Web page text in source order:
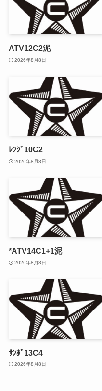
ATV12C2泥
2026年8月8日
ﾚﾝｼﾞ10C2
2026年8月8日
*ATV14C1+1泥
2026年8月8日
ｻﾝﾎﾟ13C4
2026年8月8日